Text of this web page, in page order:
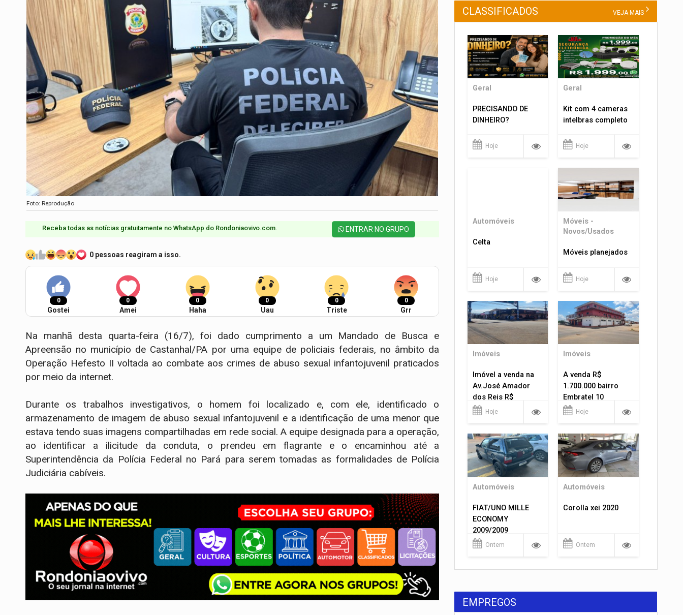
Foto: Reprodução
Receba todas as notícias gratuitamente no WhatsApp do Rondoniaovivo.com.​ ENTRAR NO GRUPO
0 pessoas reagiram a isso.
0
Gostei
0
Amei
0
Haha
0
Uau
0
Triste
0
Grr
Na manhã desta quarta-feira (16/7), foi dado cumprimento a um Mandado de Busca e
Apreensão no município de Castanhal/PA por uma equipe de policiais federais, no âmbito da
Operação Hefesto II voltada ao combate aos crimes de abuso sexual infantojuvenil praticados
por meio da internet.
Durante os trabalhos investigativos, o homem foi localizado e, com ele, identificado o
armazenamento de imagem de abuso sexual infantojuvenil e a identificação de uma menor que
estava tendo suas imagens compartilhadas em rede social. A equipe designada para a operação,
ao identificar a ilicitude da conduta, o prendeu em flagrante e o encaminhou até a
Superintendência da Polícia Federal no Pará para serem tomadas as formalidades de Polícia
Judiciária cabíveis.
CLASSIFICADOS VEJA MAIS
Geral
PRECISANDO DE
DINHEIRO?
Hoje
Geral
Kit com 4 cameras
intelbras completo
Hoje
Automóveis
Celta
Hoje
Móveis -
Novos/Usados
Móveis planejados
Hoje
Imóveis
Imóvel a venda na
Av.José Amador
dos Reis R$
1.400.000
Hoje
Imóveis
A venda R$
1.700.000 bairro
Embratel 10
apartamentos!
Hoje
Automóveis
FIAT/UNO MILLE
ECONOMY
2009/2009
Ontem
Automóveis
Corolla xei 2020
Ontem
EMPREGOS